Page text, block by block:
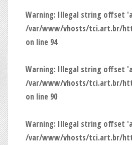
Warning: Illegal string offset
/var/www/vhosts/tci.art.br/
on line 94
Warning: Illegal string offset
/var/www/vhosts/tci.art.br/
on line 90
Warning: Illegal string offset
/var/www/vhosts/tci.art.br/